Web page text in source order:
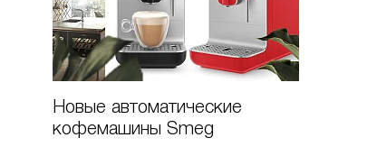
Новые автоматические
кофемашины Smeg